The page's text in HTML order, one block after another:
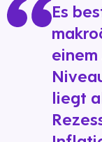
Es
einem
liegt